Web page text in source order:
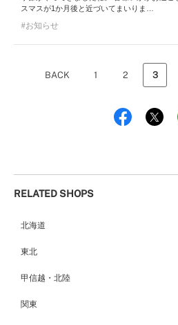
スマスが1か月後と近づいてまいりま…
お知らせ
BACK 1 2 3
RELATED SHOPS
北海道
札幌店（134）
東北
弘前パークホテル店（180）
甲信越・北陸
甲府店（63）
関東